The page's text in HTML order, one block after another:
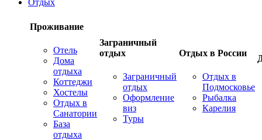
Отдых
Проживание
Отель
Дома
отдыха
Коттеджи
Хостелы
Отдых в
Санатории
База
отдыха
Заграничный
отдых
Заграничный
отдых
Оформление
виз
Туры
Отдых в России
Отдых в
Подмосковье
Рыбалка
Карелия